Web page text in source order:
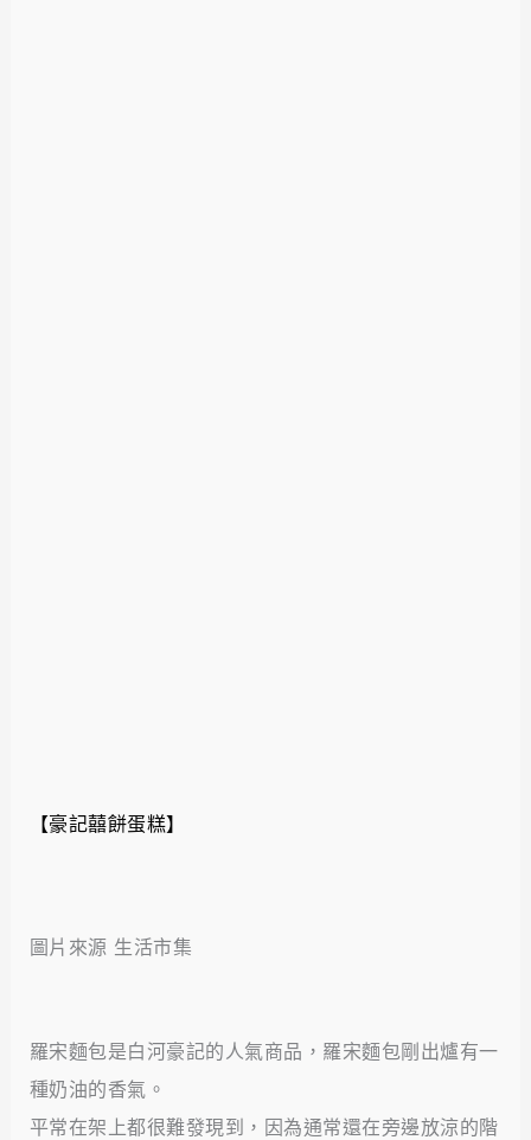
【豪記囍餅蛋糕】
圖片來源 生活市集
羅宋麵包是白河豪記的人氣商品，羅宋麵包剛出爐有一
種奶油的香氣。
平常在架上都很難發現到，因為通常還在旁邊放涼的階